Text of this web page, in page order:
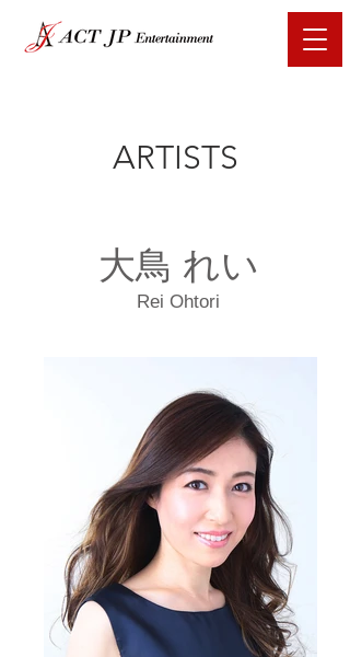
ARTISTS
大鳥 れい
Rei Ohtori